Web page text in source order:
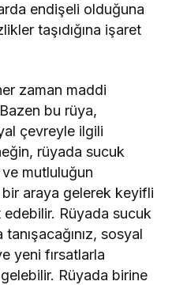
endişeli olduğuna
taşıdığına işaret
zaman maddi
bu rüya,
çevreyle ilgili
rüyada sucuk
mutluluğun
araya gelerek keyifli
Rüyada sucuk
sosyal
yeni fırsatlarla
gelebilir. Rüyada birine